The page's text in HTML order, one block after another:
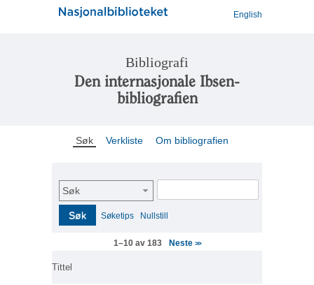
English
Bibliografi
Den internasjonale Ibsen-
bibliografien
Søk Verkliste Om bibliografien
Søk
Søk Søketips Nullstill
1–10 av 183 Neste >>
Tittel